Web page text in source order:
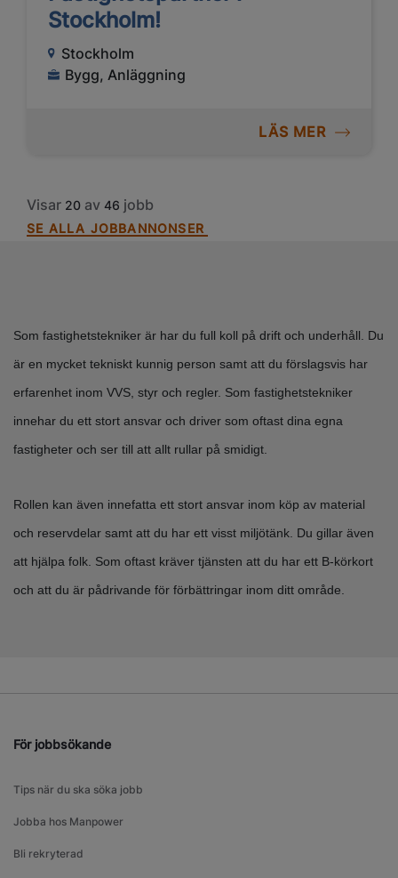
Stockholm!
Stockholm
Bygg, Anläggning
LÄS MER
Visar 20 av 46 jobb
SE ALLA JOBBANNONSER
Som fastighetstekniker är har du full koll på drift och underhåll. Du
är en mycket tekniskt kunnig person samt att du förslagsvis har
erfarenhet inom VVS, styr och regler. Som fastighetstekniker
innehar du ett stort ansvar och driver som oftast dina egna
fastigheter och ser till att allt rullar på smidigt.
Rollen kan även innefatta ett stort ansvar inom köp av material
och reservdelar samt att du har ett visst miljötänk. Du gillar även
att hjälpa folk. Som oftast kräver tjänsten att du har ett B-körkort
och att du är pådrivande för förbättringar inom ditt område.
För jobbsökande
Tips när du ska söka jobb
Jobba hos Manpower
Bli rekryterad